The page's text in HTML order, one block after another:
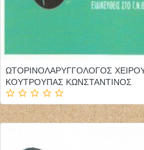
ΩΤΟΡΙΝΟΛΑΡΥΓΓΟΛΟΓΟΣ
ΚΟΥΤΡΟΥΠΑΣ ΚΩΝΣΤΑΝΤΙΝΟΣ